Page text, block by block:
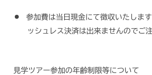
参加費は当日現金にて徴収いたしま
ッシュレス決済は出来ませんのでご
見学ツアー参加の年齢制限等について